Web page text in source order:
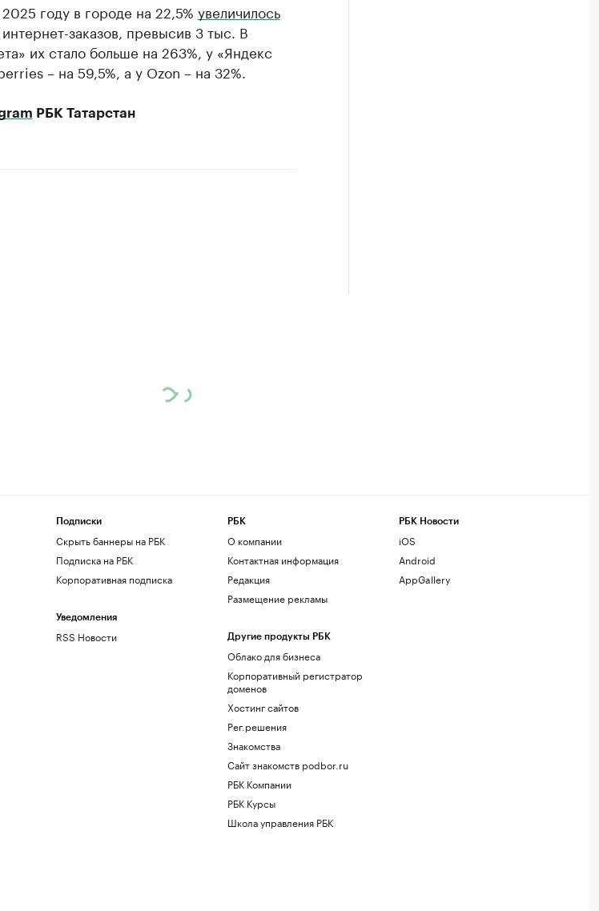
году в городе на 22,5% увеличилось
заказов, превысив 3 тыс. В
их стало больше на 263%, у «Яндекс
– на 59,5%, а у Ozon – на 32%.
РБК Татарстан
Подписки
Скрыть баннеры на РБК
Подписка на РБК
Корпоративная подписка
Уведомления
RSS Новости
РБК
О компании
Контактная информация
Редакция
Размещение рекламы
Другие продукты РБК
Облако для бизнеса
Корпоративный регистратор
доменов
Хостинг сайтов
Рег.решения
Знакомства
Сайт знакомств podbor.ru
РБК Компании
РБК Курсы
Школа управления РБК
РБК Новости
iOS
Android
AppGallery